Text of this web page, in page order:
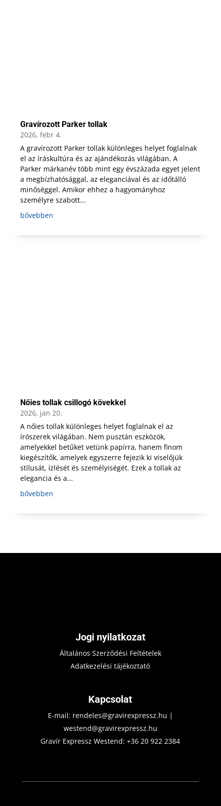
Gravírozott Parker tollak
2026, febr 4.
A gravírozott Parker tollak különleges helyet foglalnak
el az íráskultúra és az ajándékozás világában. A
Parker márkanév több mint egy évszázada egyet jelent
a megbízhatósággal, az eleganciával és az időtálló
minőséggel. Amikor ehhez a hagyományhoz
személyre szabott...
bővebben
Nőies tollak csillogó kövekkel
2026, jan 20.
A nőies tollak különleges helyet foglalnak el az
írószerek világában. Nem pusztán eszközök,
amelyekkel betűket vetünk papírra, hanem finom
kiegészítők, amelyek egyszerre fejezik ki viselőjük
stílusát, ízlését és személyiségét. Ezek a tollak az
elegancia és a...
bővebben
Jogi nyilatkozat
Általános Szerződési Feltételek
Adatkezelési tájékoztató
Kapcsolat
E-mail: rendeles@gravirexpressz.hu |
westend@gravirexpressz.hu
Gravír Expressz Westend:+36 20 922 2384